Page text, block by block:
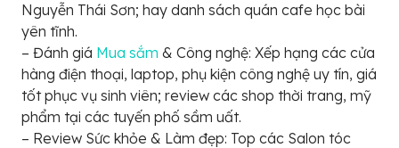
Nguyễn Thái Sơn; hay danh sách quán cafe học bài
yên tĩnh.
– Đánh giá Mua sắm & Công nghệ: Xếp hạng các cửa
hàng điện thoại, laptop, phụ kiện công nghệ uy tín, giá
tốt phục vụ sinh viên; review các shop thời trang, mỹ
phẩm tại các tuyến phố sầm uất.
– Review Sức khỏe & Làm đẹp: Top các Salon tóc